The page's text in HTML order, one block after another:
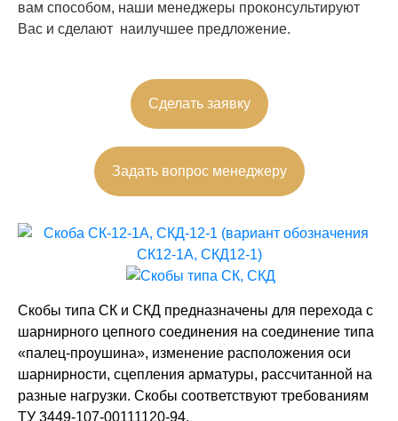
вам способом, наши менеджеры проконсультируют
Вас и сделают наилучшее предложение.
Сделать заявку
Задать вопрос менеджеру
Скобы типа СК и СКД предназначены для перехода с
шарнирного цепного соединения на соединение типа
«палец-проушина», изменение расположения оси
шарнирности, сцепления арматуры, рассчитанной на
разные нагрузки. Скобы соответствуют требованиям
ТУ 3449-107-00111120-94.